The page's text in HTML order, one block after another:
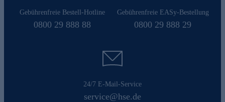
Gebührenfreie Bestell-Hotline
0800 29 888 88
Gebührenfreie EASy-Bestellung
0800 29 888 29
24/7 E-Mail-Service
service@hse.de